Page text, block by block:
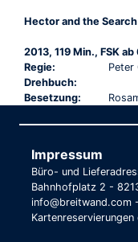
Hector and the
2013, 119 Min., FSK
Regie:
Peter
Drehbuch:
Besetzung:
Impressum
Büro- und
Bahnhofplatz 2 -
info@breitwand.com